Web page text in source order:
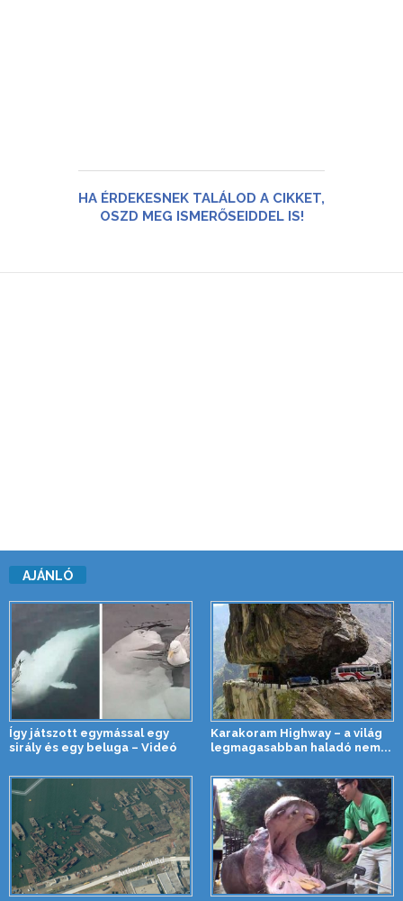
HA ÉRDEKESNEK TALÁLOD A CIKKET,
OSZD MEG ISMERŐSEIDDEL IS!
AJÁNLÓ
Így játszott egymással egy
sirály és egy beluga – Videó
Karakoram Highway – a világ
legmagasabban haladó nem...